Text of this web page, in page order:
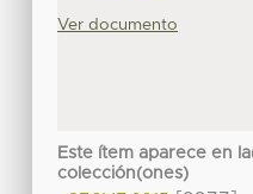
Ver documento
Este ítem aparece en
colección(ones)